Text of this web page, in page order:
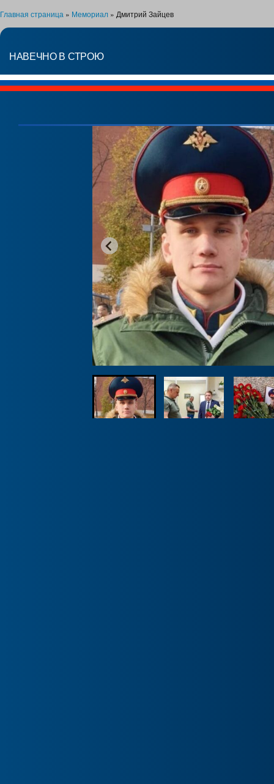
Главная страница » Мемориал » Дмитрий Зайцев
НАВЕЧНО В СТРОЮ